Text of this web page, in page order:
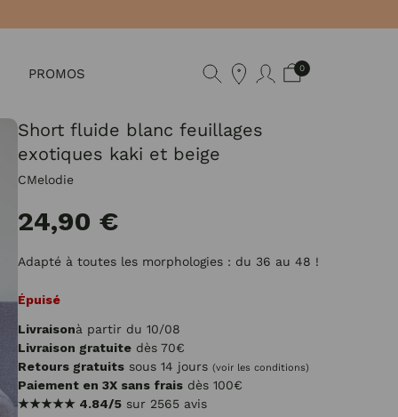
PROMOS 0
Short fluide blanc feuillages
exotiques kaki et beige
CMelodie
24,90 €
Adapté à toutes les morphologies : du 36 au 48 !
Épuisé
Livraisonà partir du 10/08
Livraison gratuite dès 70€
Retours gratuits sous 14 jours (voir les conditions)
Paiement en 3X sans frais dès 100€
★★★★★ 4.84/5 sur 2565 avis